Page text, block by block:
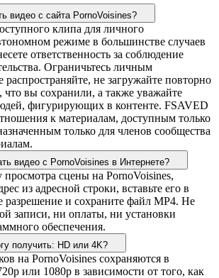
видео с сайта PornoVoisines?
клипа для личного
режиме в большинстве случаев
ответственность за соблюдение
Ограничьтесь личным
распространяйте, не загружайте повторно
что вы сохранили, а также уважайте
фигурирующих в контенте. FSAVED
к материалам, доступным только
только для членов сообщества
видео с PornoVoisines в Интернете?
сцены на PornoVoisines,
из адресной строки, вставьте его в
разрешение и сохраните файл MP4. Не
записи, ни оплаты, ни установки
обеспечения.
получить: HD или 4K?
на PornoVoisines сохраняются в
или 1080p в зависимости от того, как